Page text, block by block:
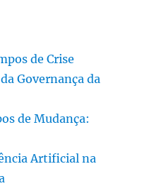
de Crise
Governança da
de Mudança:
Artificial na